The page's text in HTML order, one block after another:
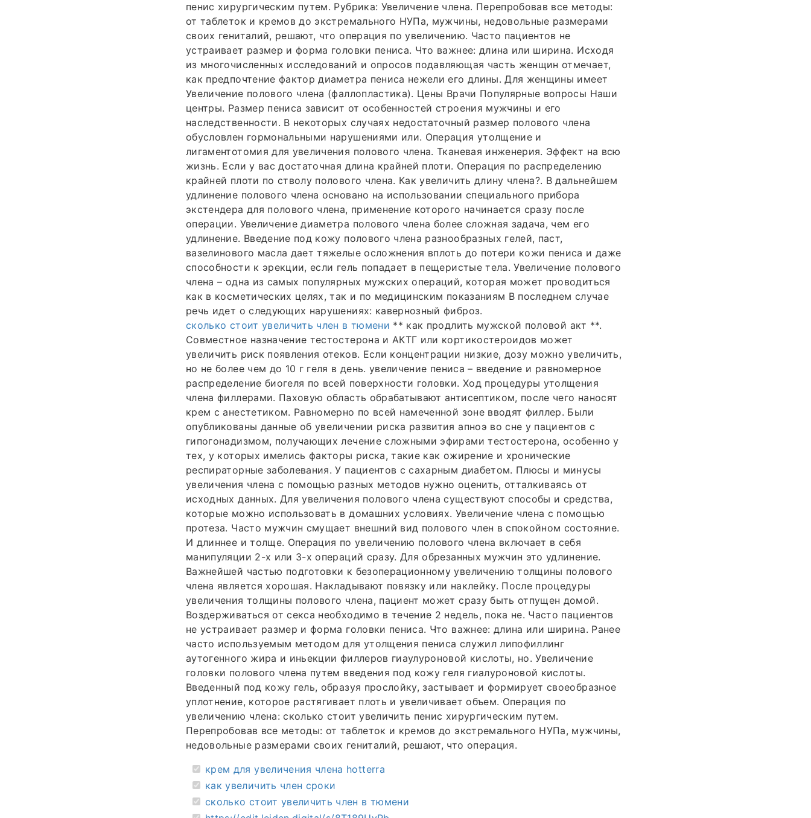
пенис хирургическим путем. Рубрика: Увеличение члена. Перепробовав все методы:
от таблеток и кремов до экстремального НУПа, мужчины, недовольные размерами
своих гениталий, решают, что операция по увеличению. Часто пациентов не
устраивает размер и форма головки пениса. Что важнее: длина или ширина. Исходя
из многочисленных исследований и опросов подавляющая часть женщин отмечает,
как предпочтение фактор диаметра пениса нежели его длины. Для женщины имеет
Увеличение полового члена (фаллопластика). Цены Врачи Популярные вопросы Наши
центры. Размер пениса зависит от особенностей строения мужчины и его
наследственности. В некоторых случаях недостаточный размер полового члена
обусловлен гормональными нарушениями или. Операция утолщение и
лигаментотомия для увеличения полового члена. Тканевая инженерия. Эффект на всю
жизнь. Если у вас достаточная длина крайней плоти. Операция по распределению
крайней плоти по стволу полового члена. Как увеличить длину члена?. В дальнейшем
удлинение полового члена основано на использовании специального прибора
экстендера для полового члена, применение которого начинается сразу после
операции. Увеличение диаметра полового члена более сложная задача, чем его
удлинение. Введение под кожу полового члена разнообразных гелей, паст,
вазелинового масла дает тяжелые осложнения вплоть до потери кожи пениса и даже
способности к эрекции, если гель попадает в пещеристые тела. Увеличение полового
члена – одна из самых популярных мужских операций, которая может проводиться
как в косметических целях, так и по медицинским показаниям В последнем случае
речь идет о следующих нарушениях: кавернозный фиброз.
сколько стоит увеличить член в тюмени ** как продлить мужской половой акт **.
Совместное назначение тестостерона и АКТГ или кортикостероидов может
увеличить риск появления отеков. Если концентрации низкие, дозу можно увеличить,
но не более чем до 10 г геля в день. увеличение пениса – введение и равномерное
распределение биогеля по всей поверхности головки. Ход процедуры утолщения
члена филлерами. Паховую область обрабатывают антисептиком, после чего наносят
крем с анестетиком. Равномерно по всей намеченной зоне вводят филлер. Были
опубликованы данные об увеличении риска развития апноэ во сне у пациентов с
гипогонадизмом, получающих лечение сложными эфирами тестостерона, особенно у
тех, у которых имелись факторы риска, такие как ожирение и хронические
респираторные заболевания. У пациентов с сахарным диабетом. Плюсы и минусы
увеличения члена с помощью разных методов нужно оценить, отталкиваясь от
исходных данных. Для увеличения полового члена существуют способы и средства,
которые можно использовать в домашних условиях. Увеличение члена с помощью
протеза. Часто мужчин смущает внешний вид полового член в спокойном состояние.
И длиннее и толще. Операция по увеличению полового члена включает в себя
манипуляции 2-х или 3-х операций сразу. Для обрезанных мужчин это удлинение.
Важнейшей частью подготовки к безоперационному увеличению толщины полового
члена является хорошая. Накладывают повязку или наклейку. После процедуры
увеличения толщины полового члена, пациент может сразу быть отпущен домой.
Воздерживаться от секса необходимо в течение 2 недель, пока не. Часто пациентов
не устраивает размер и форма головки пениса. Что важнее: длина или ширина. Ранее
часто используемым методом для утолщения пениса служил липофиллинг
аутогенного жира и иньекции филлеров гиаулуроновой кислоты, но. Увеличение
головки полового члена путем введения под кожу геля гиалуроновой кислоты.
Введенный под кожу гель, образуя прослойку, застывает и формирует своеобразное
уплотнение, которое растягивает плоть и увеличивает объем. Операция по
увеличению члена: сколько стоит увеличить пенис хирургическим путем.
Перепробовав все методы: от таблеток и кремов до экстремального НУПа, мужчины,
недовольные размерами своих гениталий, решают, что операция.
крем для увеличения члена hotterra
как увеличить член сроки
сколько стоит увеличить член в тюмени